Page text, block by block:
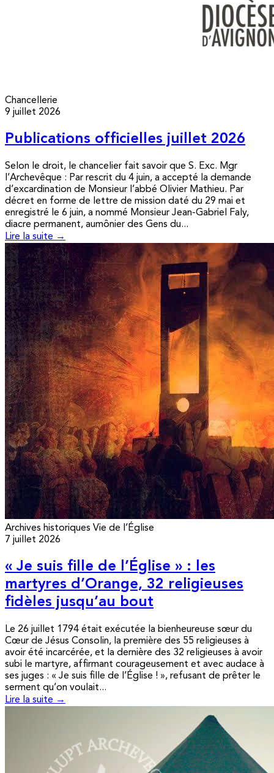
Chancellerie
9 juillet 2026
Publications officielles juillet 2026
Selon le droit, le chancelier fait savoir que S. Exc. Mgr
l’Archevêque : Par rescrit du 4 juin, a accepté la demande
d’excardination de Monsieur l’abbé Olivier Mathieu. Par
décret en forme de lettre de mission daté du 29 mai et
enregistré le 6 juin, a nommé Monsieur Jean-Gabriel Faly,
diacre permanent, aumônier des Gens du...
Lire la suite →
Archives historiques Vie de l’Église
7 juillet 2026
« Je suis fille de l’Église » : les
martyres d’Orange, 32 religieuses
fidèles jusqu’au bout
Le 26 juillet 1794 était exécutée la bienheureuse sœur du
Cœur de Jésus Consolin, la première des 55 religieuses à
avoir été incarcérée, et la dernière des 32 religieuses à avoir
subi le martyre, affirmant courageusement et avec audace à
ses juges : « Je suis fille de l’Église ! », refusant de prêter le
serment qu’on voulait...
Lire la suite →